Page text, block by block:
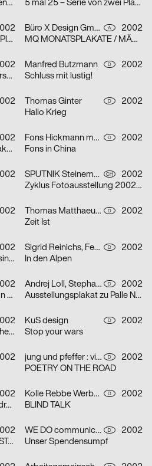
Ausstellung Wolf-Dieter Pfennig in der Galerie Sillack Dresden
5 mal 25 – Serie von zwei Plakaten
quartier21- Serie von zwei Plakaten
Büro X Design GmbH A
2002
MQ MONATSPLAKATE / MÄRZ 2002 – Serie von zwei Plakaten
Tanzcompagnie Rubatoperson to person Premiere
Manfred Butzmann D
2002
Schluss mit lustig!
Thomas Ginter D
2002
Hallo Krieg
Labor – Serie von sechs Plakaten
Fons Hickmann m23 D
2002
Fons in China
SPUTNIK Steinemann & Co. CH
2002
Zyklus Fotoausstellung 2002 in der Luzerner Designgalerie – Serie von drei Plakaten
Thomas Matthaeus Müller D
2002
Zeit Ist
Plakatserie »Gegen den Irrsinn«
Sigrid Reinichs, Fenja Spiess D
2002
In den Alpen
International Graphic Design Education Forum Beijin, China 2002 – Serie von zwei Plakaten
Andrej Loll, Stephanie Marx D
2002
Ausstellungsplakat zu Palle Nielsen
Metamorphosen des Märchens
KuS design D
2002
Stop your wars
jung und pfeffer : visuelle Kommunikation D
2002
POETRY ON THE ROAD
Globalisierung – Serie von drei Plakaten
Kolle Rebbe Werbeagentur GmbH D
2002
BLIND TALK
FUNNY VAN DANNEN IM ASTA – KELLER
WE DO communication GmbH D
2002
Unser Spendensumpf